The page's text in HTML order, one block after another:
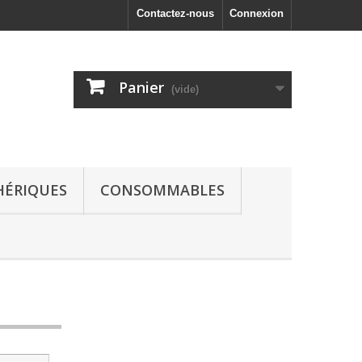
Connexion
Contactez-nous
Panier (vide)
CONSOMMABLES